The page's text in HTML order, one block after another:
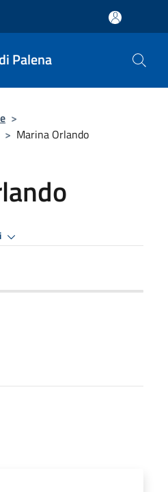
Palena
>
> Marina Orlando